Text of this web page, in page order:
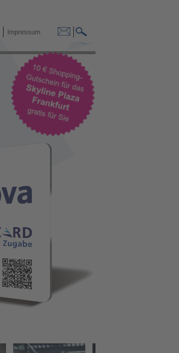
Impressum